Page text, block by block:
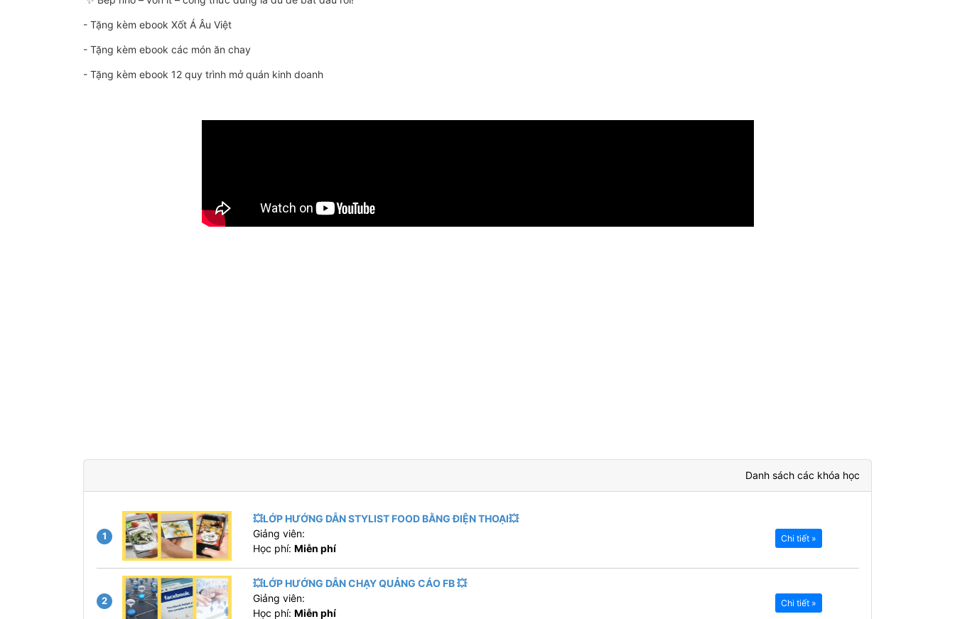
- Tặng kèm ebook Xốt Á Âu Việt
- Tặng kèm ebook các món ăn chay
- Tặng kèm ebook 12 quy trình mở quán kinh doanh
Danh sách các khóa học
1
💥LỚP HƯỚNG DẪN STYLIST FOOD BẰNG ĐIỆN THOẠI💥
Giảng viên:
Học phí:Miễn phí
Chi tiết »
2
💥LỚP HƯỚNG DẪN CHẠY QUẢNG CÁO FB 💥
Giảng viên:
Học phí:Miễn phí
Chi tiết »